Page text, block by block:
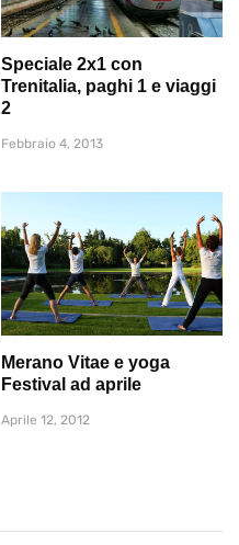
Speciale 2x1 con
Trenitalia, paghi 1 e viaggi
2
Febbraio 4, 2013
Merano Vitae e yoga
Festival ad aprile
Aprile 12, 2012